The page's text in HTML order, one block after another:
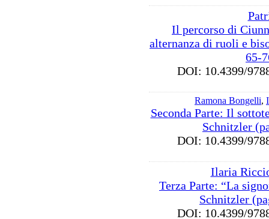
Il percorso di
alternanza di ruoli e
65-
DOI: 10.4399/
Ramona Bongelli,
Seconda Parte: Il
Schnitzler
DOI: 10.4399/
Ilaria
Terza Parte: “La
Schnitzler
DOI: 10.4399/